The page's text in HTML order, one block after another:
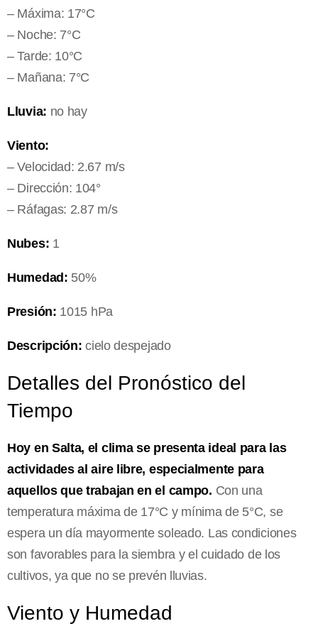
– Máxima: 17°C
– Noche: 7°C
– Tarde: 10°C
– Mañana: 7°C
Lluvia: no hay
Viento:
– Velocidad: 2.67 m/s
– Dirección: 104°
– Ráfagas: 2.87 m/s
Nubes: 1
Humedad: 50%
Presión: 1015 hPa
Descripción: cielo despejado
Detalles del Pronóstico del
Tiempo
Hoy en Salta, el clima se presenta ideal para las
actividades al aire libre, especialmente para
aquellos que trabajan en el campo. Con una
temperatura máxima de 17°C y mínima de 5°C, se
espera un día mayormente soleado. Las condiciones
son favorables para la siembra y el cuidado de los
cultivos, ya que no se prevén lluvias.
Viento y Humedad